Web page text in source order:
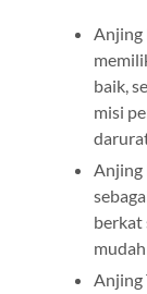
Anjing
baik,
misi
Anjing
berkat
Anjing